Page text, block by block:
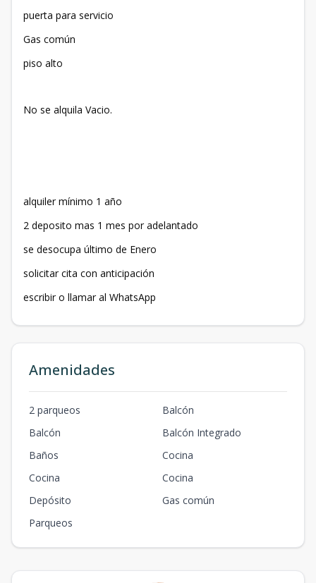
puerta para servicio
Gas común
piso alto
No se alquila Vacio.
alquiler mínimo 1 año
2 deposito mas 1 mes por adelantado
se desocupa último de Enero
solicitar cita con anticipación
escribir o llamar al WhatsApp
Amenidades
2 parqueos
Balcón
Balcón
Balcón Integrado
Baños
Cocina
Cocina
Cocina
Depósito
Gas común
Parqueos